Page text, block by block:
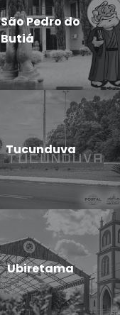
São Pedro do
Butiá
Tucunduva
Ubiretama